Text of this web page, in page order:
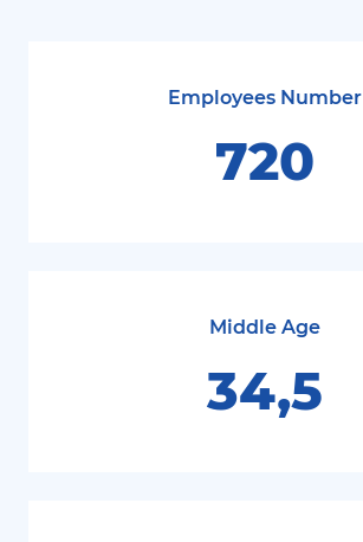
Employees Number
720
Middle Age
34,5